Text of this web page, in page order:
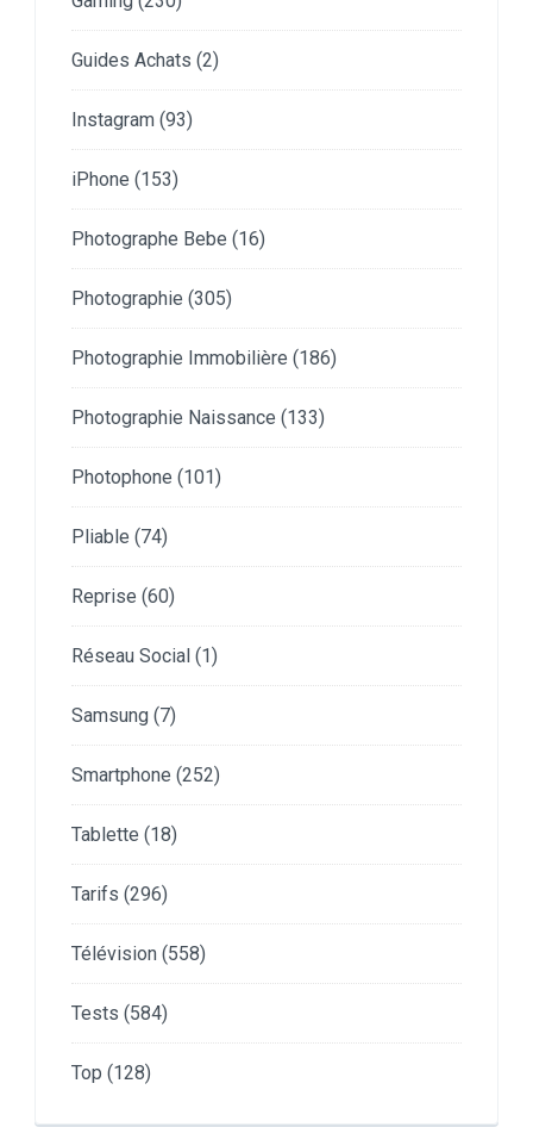
Guides Achats (2)
Instagram (93)
iPhone (153)
Photographe Bebe (16)
Photographie (305)
Photographie Immobilière (186)
Photographie Naissance (133)
Photophone (101)
Pliable (74)
Reprise (60)
Réseau Social (1)
Samsung (7)
Smartphone (252)
Tablette (18)
Tarifs (296)
Télévision (558)
Tests (584)
Top (128)